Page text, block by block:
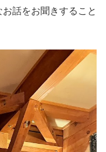
話をお聞きすること